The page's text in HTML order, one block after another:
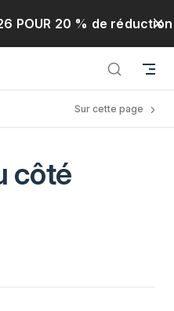
POUR 20 % de réduction
Sur cette page
côté